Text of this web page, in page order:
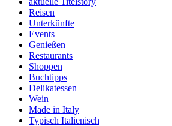
Reisen
Unterkünfte
Events
Genießen
Restaurants
Shoppen
Buchtipps
Delikatessen
Wein
Made in Italy
Typisch Italienisch